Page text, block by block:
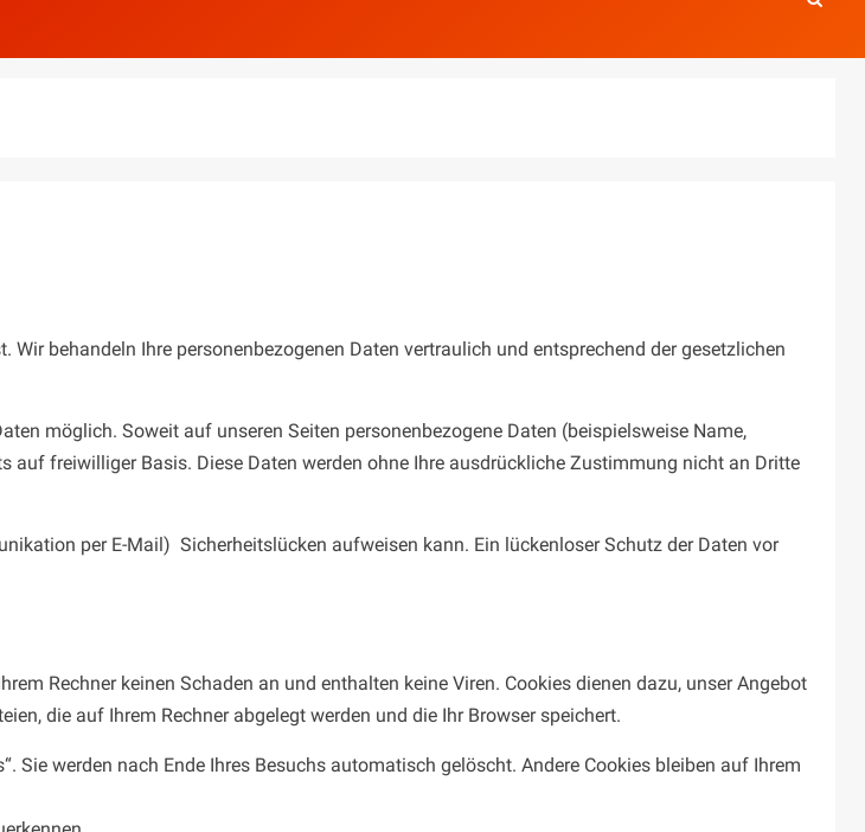
behandeln Ihre personenbezogenen Daten vertraulich und entsprechend der gesetzlichen
möglich. Soweit auf unseren Seiten personenbezogene Daten (beispielsweise Name,
auf freiwilliger Basis. Diese Daten werden ohne Ihre ausdrückliche Zustimmung nicht an Dritte
per E-Mail) Sicherheitslücken aufweisen kann. Ein lückenloser Schutz der Daten vor
Rechner keinen Schaden an und enthalten keine Viren. Cookies dienen dazu, unser Angebot
die auf Ihrem Rechner abgelegt werden und die Ihr Browser speichert.
Sie werden nach Ende Ihres Besuchs automatisch gelöscht. Andere Cookies bleiben auf Ihrem